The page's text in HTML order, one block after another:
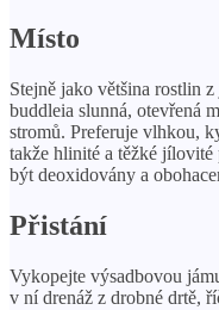
Místo
Stejně jako většina rostlin
buddleia slunná, otevřená
stromů. Preferuje vlhkou,
takže hlinité a těžké jílovité
být deoxidovány a
Přistání
Vykopejte výsadbovou
v ní drenáž z drobné drtě,